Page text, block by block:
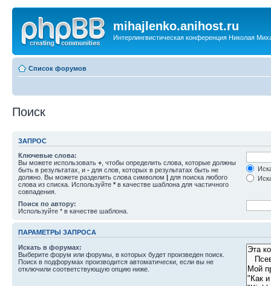
mihajlenko.anihost.ru
Интерлингвистическая конференция Николая
Список форумов
Поиск
ЗАПРОС
Ключевые слова:
Вы можете использовать + , чтобы определить слова, которые должны
быть в результатах, и - для слов, которых в результатах быть не
должно. Вы можете разделить слова символом | для поиска любого
слова из списка. Используйте * в качестве шаблона для частичного
совпадения.
Поиск по автору:
Используйте * в качестве шаблона.
ПАРАМЕТРЫ ЗАПРОСА
Искать в форумах:
Выберите форум или форумы, в которых будет произведен поиск.
Поиск в подфорумах производится автоматически, если вы не
отключили соответствующую опцию ниже.